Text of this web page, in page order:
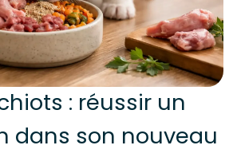
: réussir un
dans son nouveau